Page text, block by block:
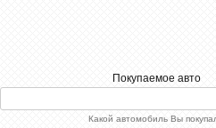
Покупаемое авто
Какой автомобиль Вы